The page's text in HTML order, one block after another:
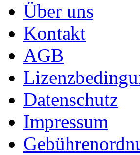
Über uns
Kontakt
AGB
Datenschutz
Impressum